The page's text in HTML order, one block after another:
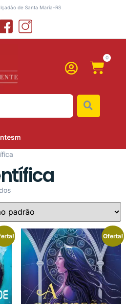
de Santa Maria-RS
0
Oferta!